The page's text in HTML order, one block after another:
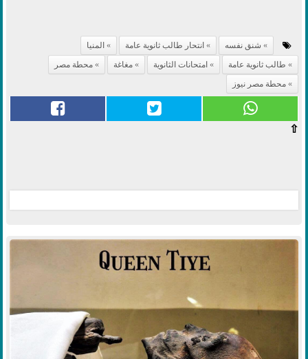
شنق نفسه انتحار طالب ثانوية عامة
المنيا
طالب ثانوية عامة
امتحانات الثانوية مغاغة
محطة مصر
محطة مصر نيوز
⇧